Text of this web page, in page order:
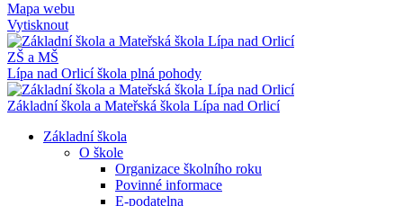
Mapa webu
Vytisknout
ZŠ a MŠ
Lípa nad Orlicíškola plná pohody
Základní škola a Mateřská škola Lípa nad Orlicí
Základní škola
O škole
Organizace školního roku
Povinné informace
E-podatelna